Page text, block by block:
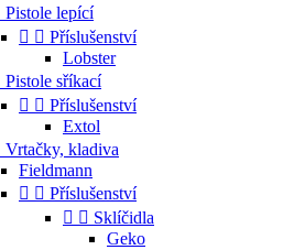
Pistole lepící
  Příslušenství
Lobster
Pistole sříkací
  Příslušenství
Extol
Vrtačky, kladiva
Fieldmann
  Příslušenství
  Sklíčidla
Geko